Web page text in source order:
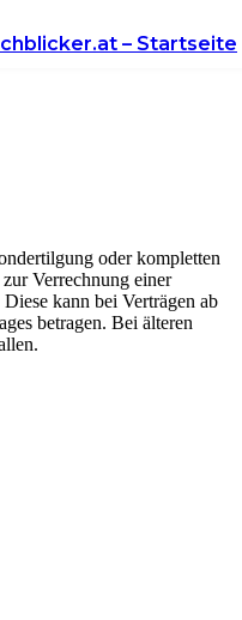
– Startseite
oder kompletten
Verrechnung einer
kann bei Verträgen ab
betragen. Bei älteren